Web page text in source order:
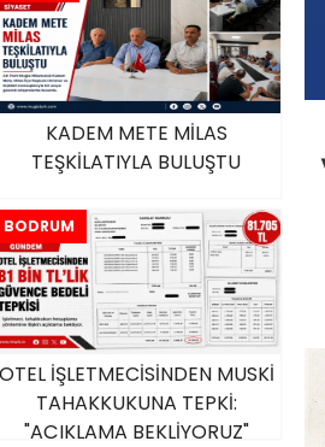
KADEM METE MİLAS
TEŞKİLATIYLA BULUŞTU
BODRUM
OTEL İŞLETMECİSİNDEN MUSKİ
TAHAKKUKUNA TEPKİ:
"AÇIKLAMA BEKLİYORUZ"